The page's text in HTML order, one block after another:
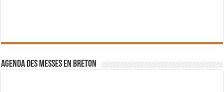
Agenda des messes en breton